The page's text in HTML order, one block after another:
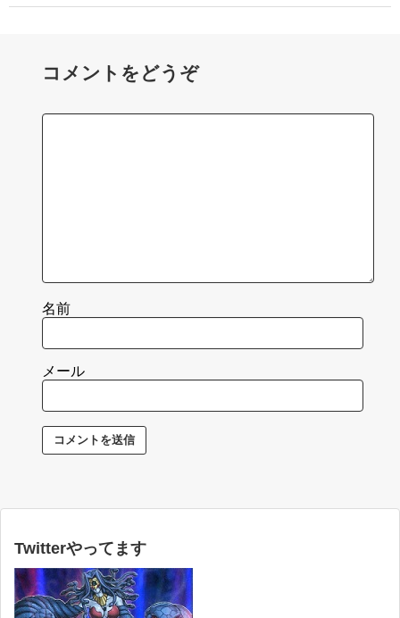
コメントをどうぞ
名前
メール
Twitterやってます